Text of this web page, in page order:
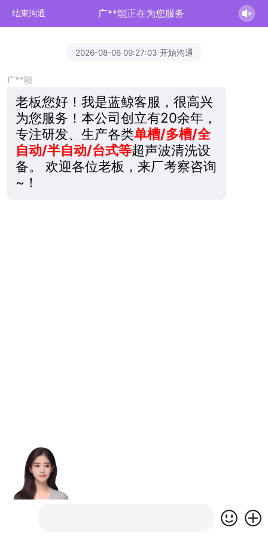
结束沟通 广**能正在为您服务
2026-08-06 09:27:03 开始沟通
广**能
老板您好！我是蓝鲸客服，很高兴
为您服务！本公司创立有20余年，
专注研发、生产各类单槽/多槽/全
自动/半自动/台式等超声波清洗设
备。 欢迎各位老板，来厂考察咨询
~！